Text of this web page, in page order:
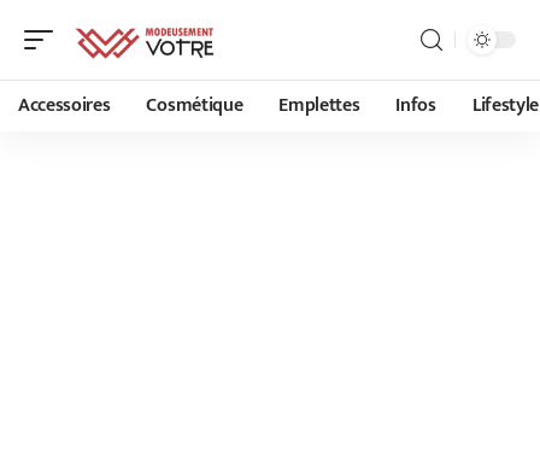
Accessoires Cosmétique Emplettes Infos Lifestyle